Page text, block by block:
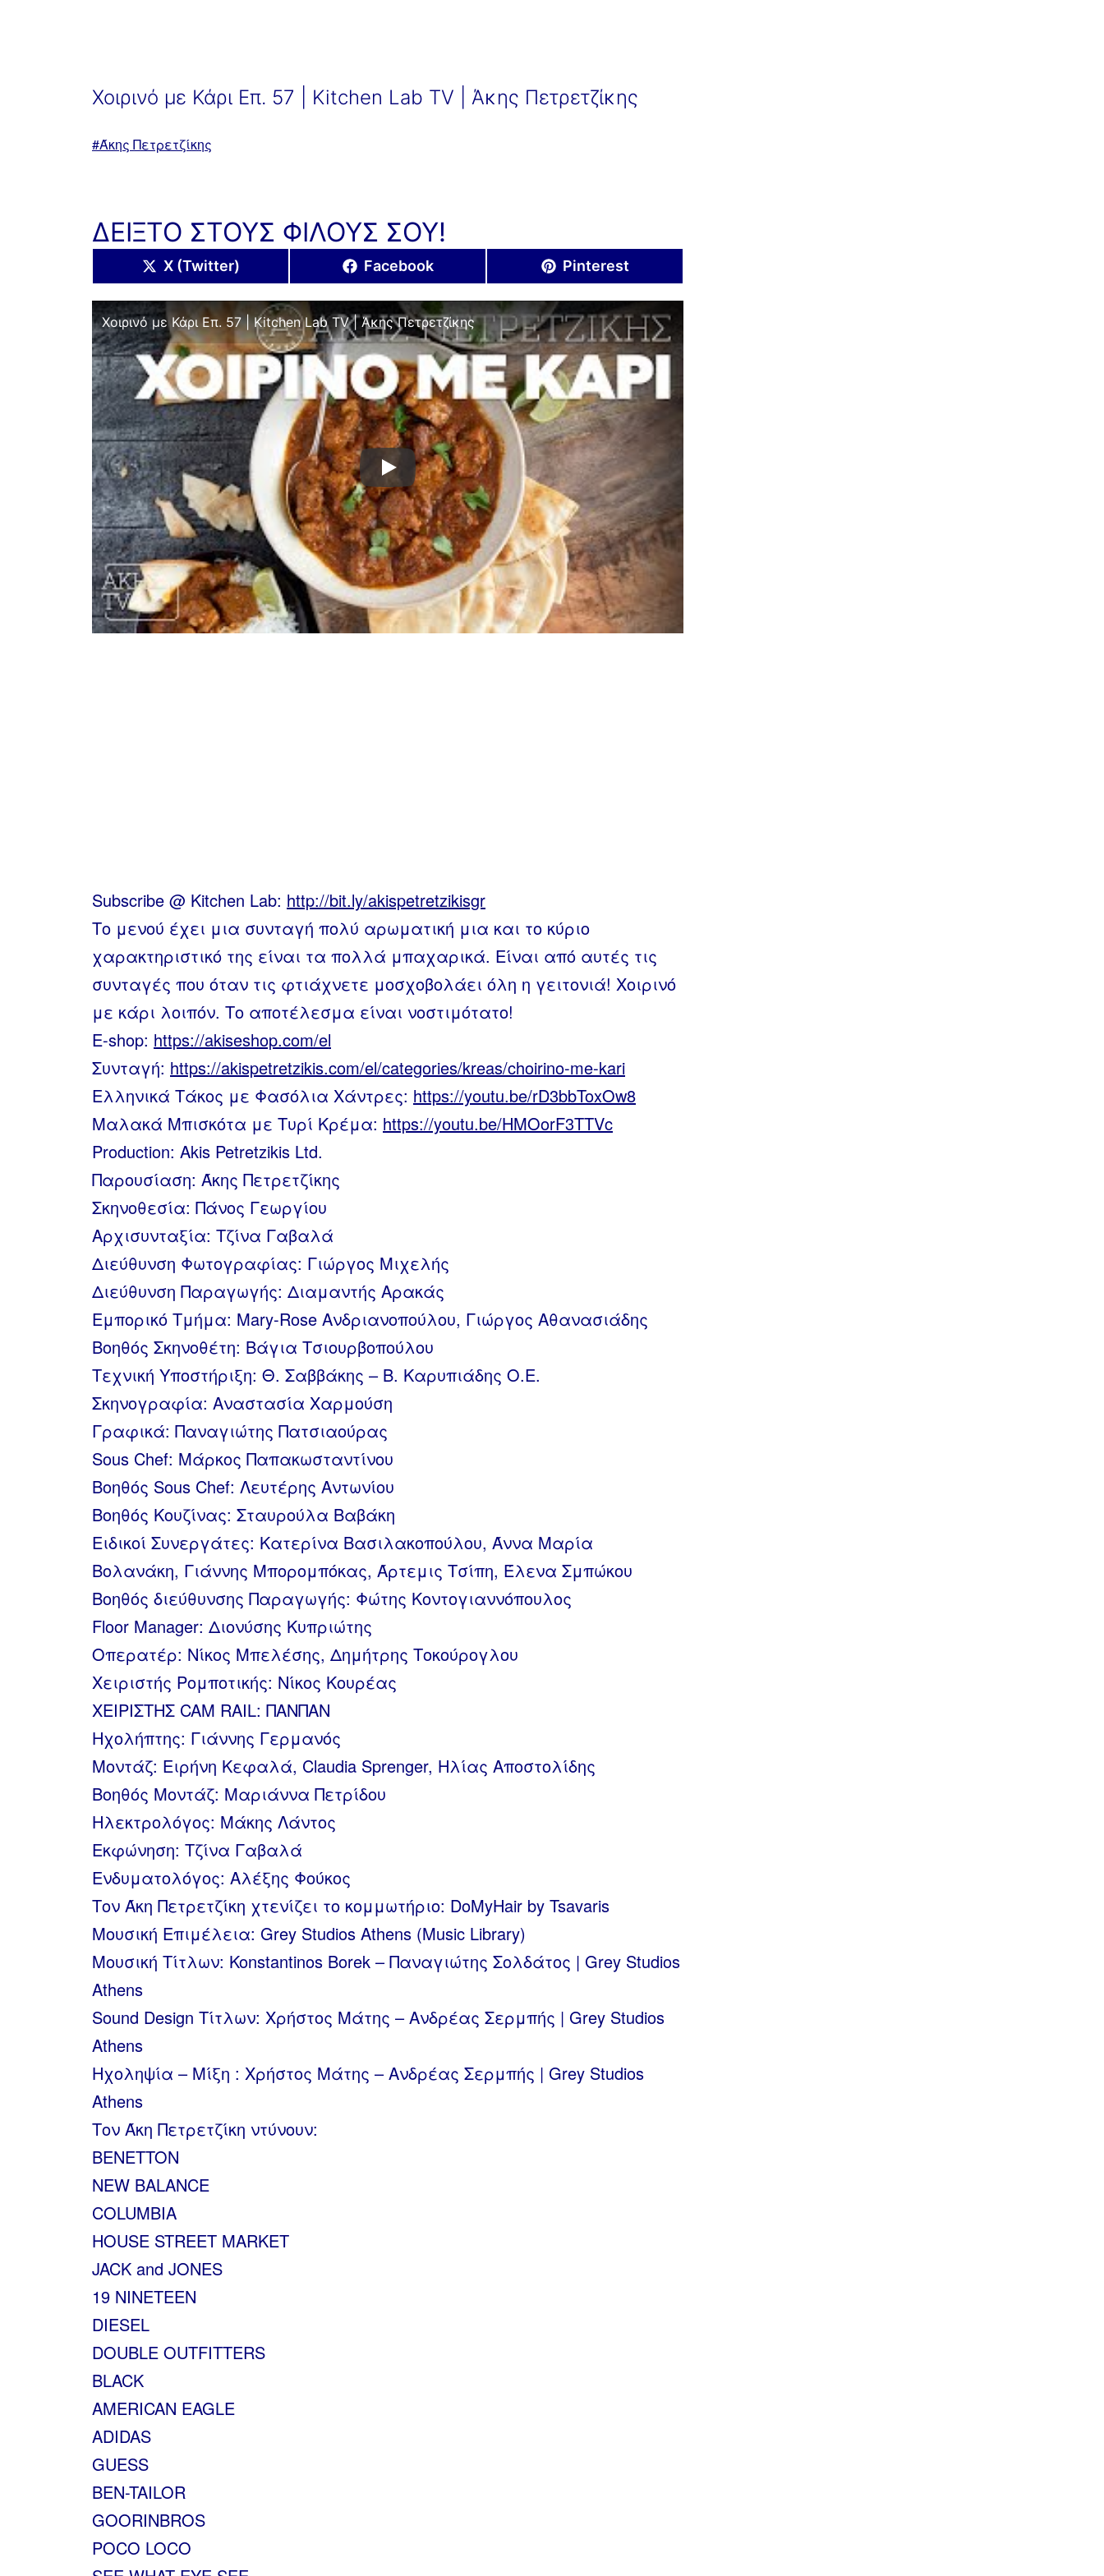
Χοιρινό με Κάρι Επ. 57 | Kitchen Lab TV | Άκης Πετρετζίκης
ΜεΆκης Πετρετζίκης
ΔΕΙΞΤΟ ΣΤΟΥΣ ΦΙΛΟΥΣ ΣΟΥ!
Share
on
X (Twitter)
Share
on
Facebook
Share
on
Pinterest
Χοιρινό με Κάρι Επ. 57 | Kitchen Lab TV | Άκης Πετρετζίκης
Subscribe @ Kitchen Lab: http://bit.ly/akispetretzikisgr
Το μενού έχει μια συνταγή πολύ αρωματική μια και το κύριο
χαρακτηριστικό της είναι τα πολλά μπαχαρικά. Είναι από αυτές τις
συνταγές που όταν τις φτιάχνετε μοσχοβολάει όλη η γειτονιά! Χοιρινό
με κάρι λοιπόν. Το αποτέλεσμα είναι νοστιμότατο!
E-shop: https://akiseshop.com/el
Συνταγή: https://akispetretzikis.com/el/categories/kreas/choirino-me-kari
Ελληνικά Τάκος με Φασόλια Χάντρες: https://youtu.be/rD3bbToxOw8
Μαλακά Μπισκότα με Τυρί Κρέμα: https://youtu.be/HMOorF3TTVc
Production: Akis Petretzikis Ltd.
Παρουσίαση: Άκης Πετρετζίκης
Σκηνοθεσία: Πάνος Γεωργίου
Αρχισυνταξία: Τζίνα Γαβαλά
Διεύθυνση Φωτογραφίας: Γιώργος Μιχελής
Διεύθυνση Παραγωγής: Διαμαντής Αρακάς
Εμπορικό Τμήμα: Mary-Rose Ανδριανοπούλου, Γιώργος Αθανασιάδης
Βοηθός Σκηνοθέτη: Βάγια Τσιουρβοπούλου
Τεχνική Υποστήριξη: Θ. Σαββάκης – Β. Καρυπιάδης Ο.Ε.
Σκηνογραφία: Αναστασία Χαρμούση
Γραφικά: Παναγιώτης Πατσιαούρας
Sous Chef: Μάρκος Παπακωσταντίνου
Βοηθός Sous Chef: Λευτέρης Αντωνίου
Βοηθός Κουζίνας: Σταυρούλα Βαβάκη
Ειδικοί Συνεργάτες: Κατερίνα Βασιλακοπούλου, Άννα Μαρία
Βολανάκη, Γιάννης Μπορομπόκας, Άρτεμις Τσίπη, Έλενα Σμπώκου
Βοηθός διεύθυνσης Παραγωγής: Φώτης Κοντογιαννόπουλος
Floor Manager: Διονύσης Κυπριώτης
Οπερατέρ: Νίκος Μπελέσης, Δημήτρης Τοκούρογλου
Χειριστής Ρομποτικής: Νίκος Κουρέας
ΧΕΙΡΙΣΤΗΣ CAM RAIL: ΠΑΝΠΑΝ
Ηχολήπτης: Γιάννης Γερμανός
Μοντάζ: Ειρήνη Κεφαλά, Claudia Sprenger, Ηλίας Αποστολίδης
Βοηθός Μοντάζ: Μαριάννα Πετρίδου
Ηλεκτρολόγος: Μάκης Λάντος
Εκφώνηση: Τζίνα Γαβαλά
Ενδυματολόγος: Αλέξης Φούκος
Τον Άκη Πετρετζίκη χτενίζει το κομμωτήριο: DoMyHair by Tsavaris
Μουσική Επιμέλεια: Grey Studios Athens (Music Library)
Μουσική Τίτλων: Konstantinos Borek – Παναγιώτης Σολδάτος | Grey Studios
Athens
Sound Design Τίτλων: Χρήστος Μάτης – Ανδρέας Σερμπής | Grey Studios
Athens
Ηχοληψία – Μίξη : Χρήστος Μάτης – Ανδρέας Σερμπής | Grey Studios
Athens
Τον Άκη Πετρετζίκη ντύνουν:
BENETTON
NEW BALANCE
COLUMBIA
HOUSE STREET MARKET
JACK and JONES
19 NINETEEN
DIESEL
DOUBLE OUTFITTERS
BLACK
AMERICAN EAGLE
ADIDAS
GUESS
BEN-TAILOR
GOORINBROS
POCO LOCO